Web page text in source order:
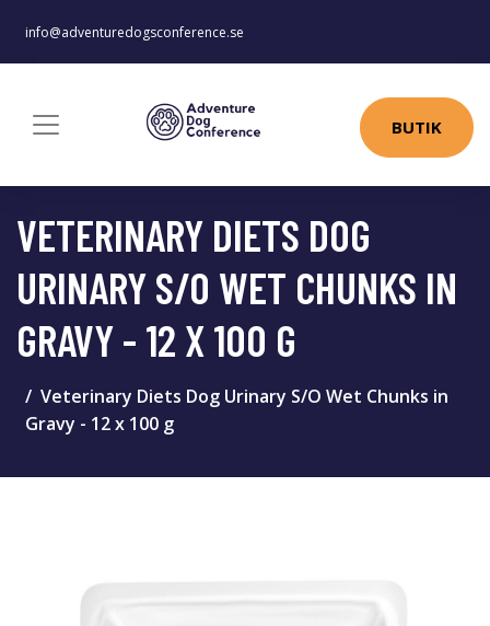
info@adventuredogsconference.se
BUTIK
VETERINARY DIETS DOG
URINARY S/O WET CHUNKS IN
GRAVY - 12 X 100 G
Veterinary Diets Dog Urinary S/O Wet Chunks in
Gravy - 12 x 100 g